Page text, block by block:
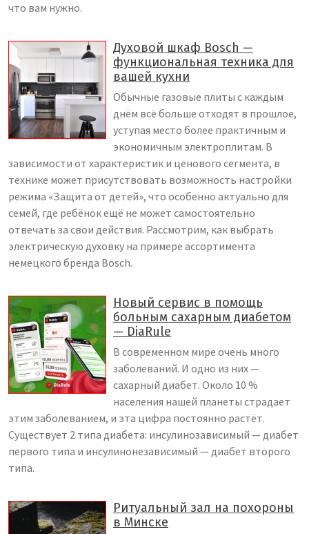
что вам нужно.
Духовой шкаф Bosch —
функциональная техника для
вашей кухни
Обычные газовые плиты с каждым
днём всё больше отходят в прошлое,
уступая место более практичным и
экономичным электроплитам. В
зависимости от характеристик и ценового сегмента, в
технике может присутствовать возможность настройки
режима «Защита от детей», что особенно актуально для
семей, где ребёнок ещё не может самостоятельно
отвечать за свои действия. Рассмотрим, как выбрать
электрическую духовку на примере ассортимента
немецкого бренда Bosch.
Новый сервис в помощь
больным сахарным диабетом
— DiaRule
В современном мире очень много
заболеваний. И одно из них —
сахарный диабет. Около 10 %
населения нашей планеты страдает
этим заболеванием, и эта цифра постоянно растёт.
Существует 2 типа диабета: инсулинозависимый — диабет
первого типа и инсулинонезависимый — диабет второго
типа.
Ритуальный зал на похороны
в Минске